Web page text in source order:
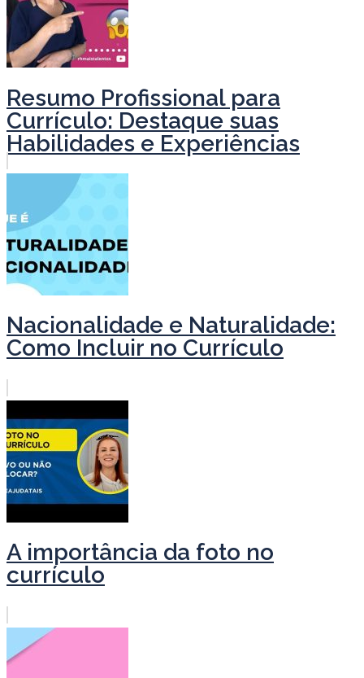
Resumo Profissional para
Currículo: Destaque suas
Habilidades e Experiências
Nacionalidade e Naturalidade:
Como Incluir no Currículo
A importância da foto no
currículo